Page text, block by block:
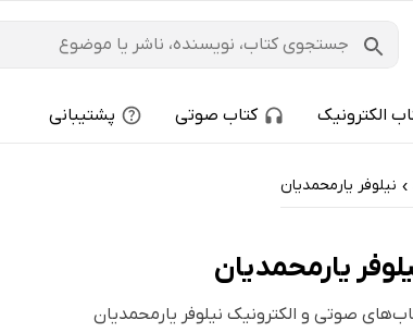
الکترونیک کتاب صوتی پشتیبانی
› نیلوفر یارمحمدیان
یارمحمدیان
صوتی و الکترونیک نیلوفر یارمحمدیان